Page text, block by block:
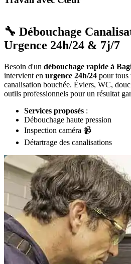
🔧 Débouchage
Urgence 24h/24 & 7j/7
Besoin d'un débouchage rapide à
intervient en urgence 24h/24 pour tous
canalisation bouchée. Éviers, WC,
outils professionnels pour un résultat
Services proposés :
Débouchage haute pression
Inspection caméra 📹
Détartrage des canalisations